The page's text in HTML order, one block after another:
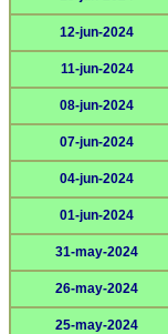
12-jun-2024
11-jun-2024
08-jun-2024
07-jun-2024
04-jun-2024
01-jun-2024
31-may-2024
26-may-2024
25-may-2024